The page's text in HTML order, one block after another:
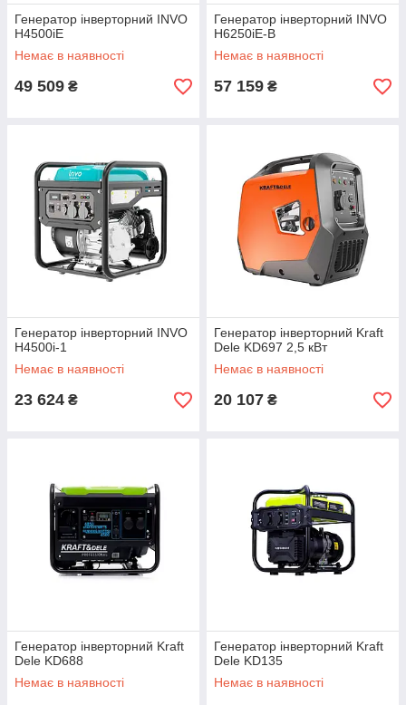
Генератор інверторний INVO
H4500iE
Немає в наявності
49 509 ₴
Генератор інверторний INVO
H6250iE-B
Немає в наявності
57 159 ₴
Генератор інверторний INVO
H4500i-1
Немає в наявності
23 624 ₴
Генератор інверторний Kraft
Dele KD697 2,5 кВт
Немає в наявності
20 107 ₴
Генератор інверторний Kraft
Dele KD688
Немає в наявності
Генератор інверторний Kraft
Dele KD135
Немає в наявності